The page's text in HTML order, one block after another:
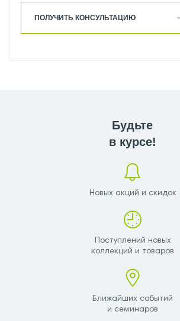
ПОЛУЧИТЬ КОНСУЛЬТАЦИЮ
Будьте
в курсе!
Новых акций и скидок
Поступлений новых
коллекций и товаров
Ближайших событий
и семинаров